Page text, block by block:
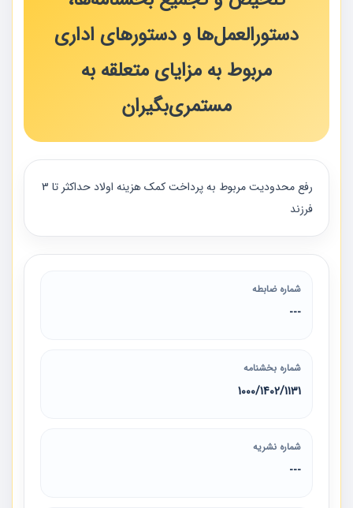
دستورالعمل‌ها و دستورهای اداری
مربوط به مزایای متعلقه به
مستمری‌بگیران
رفع محدودیت مربوط به پرداخت کمک هزینه اولاد حداکثر تا 3
فرزند
شماره ضابطه
---
شماره بخشنامه
1131‏/1402‏/1000
شماره نشریه
---